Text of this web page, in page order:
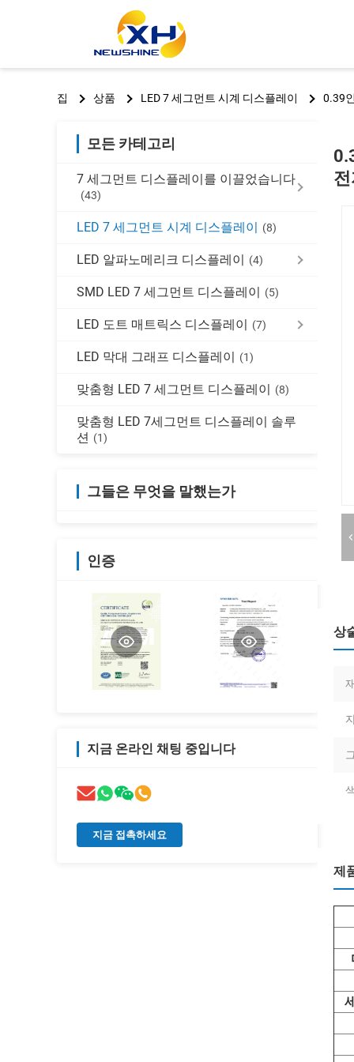
집 상품 LED 7 세그먼트 시계 디스플레이 0.39
모든 카테고리
7 세그먼트 디스플레이를 이끌었습니다
(43)
LED 7 세그먼트 시계 디스플레이 (8)
LED 알파노메리크 디스플레이 (4)
SMD LED 7 세그먼트 디스플레이 (5)
LED 도트 매트릭스 디스플레이 (7)
LED 막대 그래프 디스플레이 (1)
맞춤형 LED 7 세그먼트 디스플레이 (8)
맞춤형 LED 7세그먼트 디스플레이 솔루
션 (1)
그들은 무엇을 말했는가
인증
지금 온라인 채팅 중입니다
지금 접촉하세요
상
제